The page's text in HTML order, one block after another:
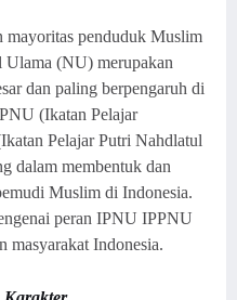
mayoritas penduduk Muslim
Ulama (NU) merupakan
dan paling berpengaruh di
(Ikatan Pelajar
Pelajar Putri Nahdlatul
dalam membentuk dan
Muslim di Indonesia.
peran IPNU IPPNU
masyarakat Indonesia.